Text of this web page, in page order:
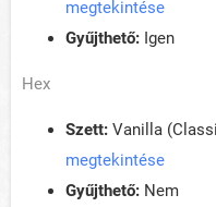
megtekintése
Gyűjthető: Igen
Hex
Szett: Vanilla
megtekintése
Gyűjthető: Nem